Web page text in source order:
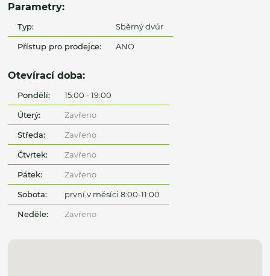
Parametry:
Typ: Sběrný dvůr
Přístup pro prodejce: ANO
Otevírací doba:
Pondělí: 15:00 - 19:00
Úterý: Zavřeno
Středa: Zavřeno
Čtvrtek: Zavřeno
Pátek: Zavřeno
Sobota: první v měsíci 8:00-11:00
Neděle: Zavřeno